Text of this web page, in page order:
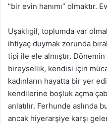
”bir evin hanımı” olmaktır.
Uşaklıgil, toplumda var
ihtiyaç duymak zorunda
tipi ile ele almıştır.
bireysellik, kendisi için
kadınların hayatta bir yer
kendilerine boşluk açma
anlatılır. Ferhunde aslında
ancak hiyerarşiye karşı